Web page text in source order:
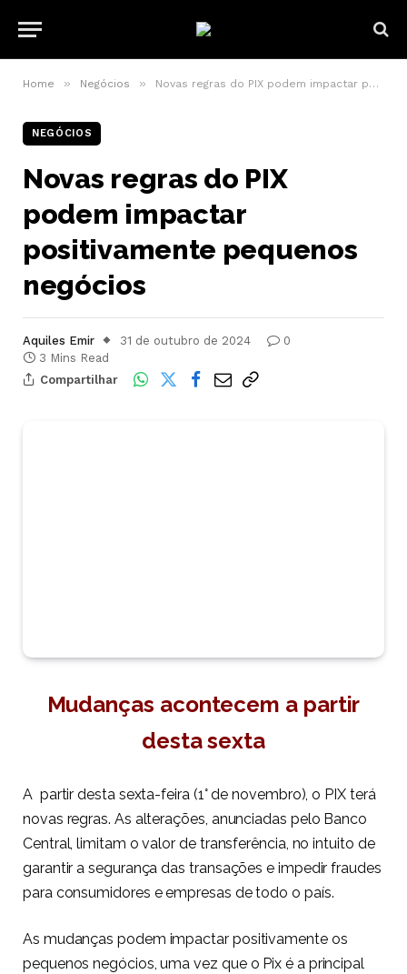
Home » Negócios » Novas regras do PIX podem impactar positivamente pequenos negócios
NEGÓCIOS
Novas regras do PIX
podem impactar
positivamente pequenos
negócios
Aquiles Emir 31 de outubro de 2024
0
3 Mins Read
Compartilhar
Mudanças acontecem a partir
desta sexta
A partir desta sexta-feira (1° de novembro), o PIX terá
novas regras. As alterações, anunciadas pelo Banco
Central, limitam o valor de transferência, no intuito de
garantir a segurança das transações e impedir fraudes
para consumidores e empresas de todo o país.
As mudanças podem impactar positivamente os
pequenos negócios, uma vez que o Pix é a principal